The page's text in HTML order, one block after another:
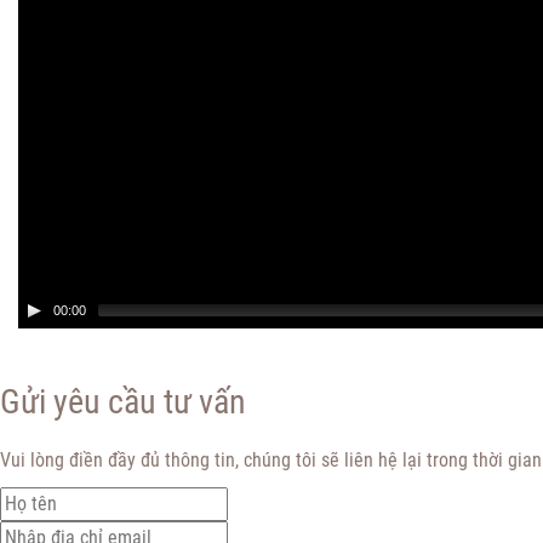
00:00
Gửi yêu cầu tư vấn
Vui lòng điền đầy đủ thông tin, chúng tôi sẽ liên hệ lại trong thời